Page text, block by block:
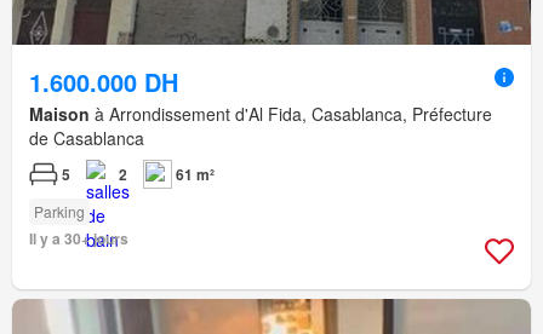
1.600.000 DH
Maison à Arrondissement d'Al Fida, Casablanca, Préfecture
de Casablanca
5 2 61 m²
Parking
Il y a 30+ jours